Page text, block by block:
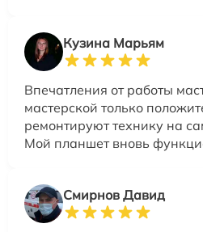
Кузина Марьям
Впечатления от работы
мастерской только
ремонтируют технику на
Мой планшет вновь
Смирнов Давид